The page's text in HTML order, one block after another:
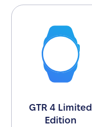
GTR 4 Limited
Edition